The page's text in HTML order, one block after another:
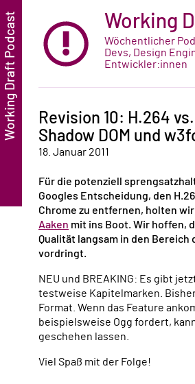
Working
Wöchentlicher
Devs, Design
Entwickler:innen
Revision 10: H.264
Shadow DOM und
18. Januar 2011
Für die potenziell
Googles Entscheidung, den
Chrome zu entfernen, holten
Aaken mit ins Boot. Wir hoffen,
Qualität langsam in den Bereich
vordringt.
NEU und BREAKING: Es gibt
testweise Kapitelmarken.
Format. Wenn das Feature
beispielsweise Ogg fordert,
geschehen lassen.
Viel Spaß mit der Folge!